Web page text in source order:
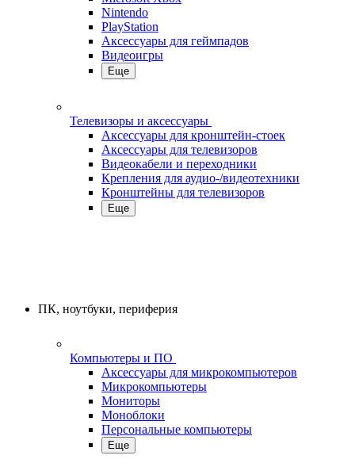
Nintendo
PlayStation
Аксессуары для геймпадов
Видеоигры
Еще
Телевизоры и аксессуары
Аксессуары для кронштейн-стоек
Аксессуары для телевизоров
Видеокабели и переходники
Крепления для аудио-/видеотехники
Кронштейны для телевизоров
Еще
ПК, ноутбуки, периферия
Компьютеры и ПО
Аксессуары для микрокомпьютеров
Микрокомпьютеры
Мониторы
Моноблоки
Персональные компьютеры
Еще